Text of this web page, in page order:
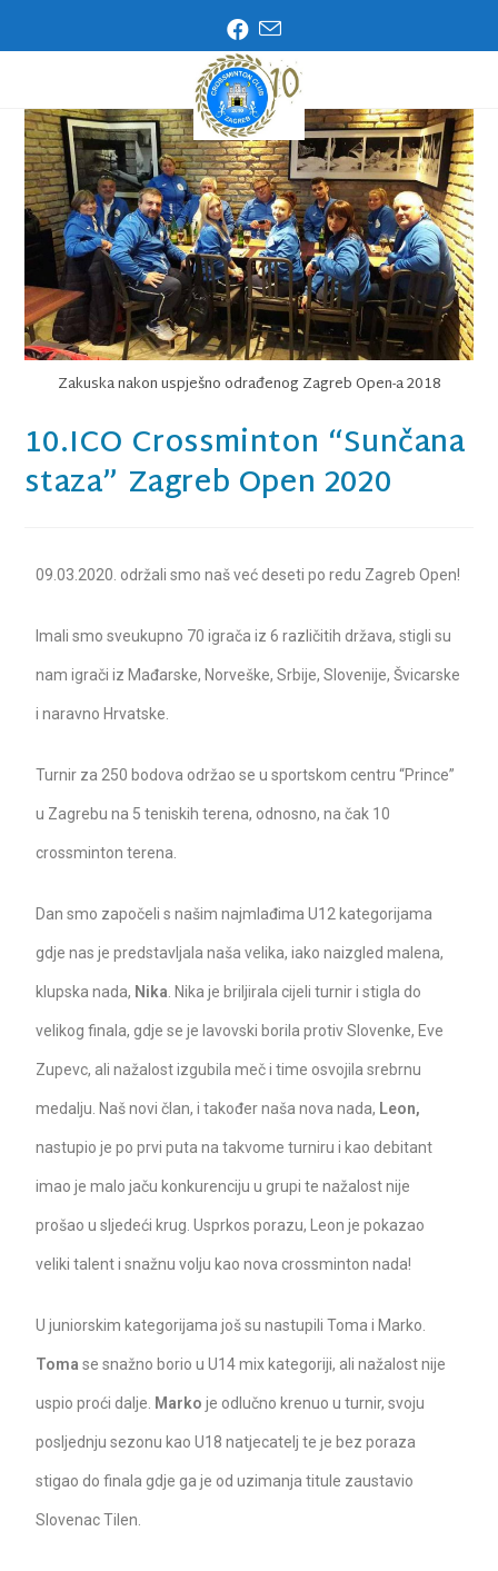
Zakuska nakon uspješno odrađenog Zagreb Open-a 2018
10.ICO Crossminton “Sunčana
staza” Zagreb Open 2020
09.03.2020. održali smo naš već deseti po redu Zagreb Open!
Imali smo sveukupno 70 igrača iz 6 različitih država, stigli su
nam igrači iz Mađarske, Norveške, Srbije, Slovenije, Švicarske
i naravno Hrvatske.
Turnir za 250 bodova održao se u sportskom centru “Prince”
u Zagrebu na 5 teniskih terena, odnosno, na čak 10
crossminton terena.
Dan smo započeli s našim najmlađima U12 kategorijama
gdje nas je predstavljala naša velika, iako naizgled malena,
klupska nada, Nika. Nika je briljirala cijeli turnir i stigla do
velikog finala, gdje se je lavovski borila protiv Slovenke, Eve
Zupevc, ali nažalost izgubila meč i time osvojila srebrnu
medalju. Naš novi član, i također naša nova nada, Leon,
nastupio je po prvi puta na takvome turniru i kao debitant
imao je malo jaču konkurenciju u grupi te nažalost nije
prošao u sljedeći krug. Usprkos porazu, Leon je pokazao
veliki talent i snažnu volju kao nova crossminton nada!
U juniorskim kategorijama još su nastupili Toma i Marko.
Tomase snažno borio u U14 mix kategoriji, ali nažalost nije
uspio proći dalje. Markoje odlučno krenuo u turnir, svoju
posljednju sezonu kao U18 natjecatelj te je bez poraza
stigao do finala gdje ga je od uzimanja titule zaustavio
Slovenac Tilen.